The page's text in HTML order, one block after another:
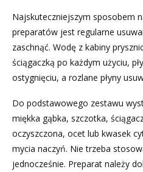
Najskuteczniejszym sposobem
preparatów jest regularne
zaschnąć. Wodę z kabiny
ściągaczką po każdym użyciu,
ostygnięciu, a rozlane płyny
Do podstawowego zestawu
miękka gąbka, szczotka,
oczyszczona, ocet lub kwasek
mycia naczyń. Nie trzeba
jednocześnie. Preparat należy